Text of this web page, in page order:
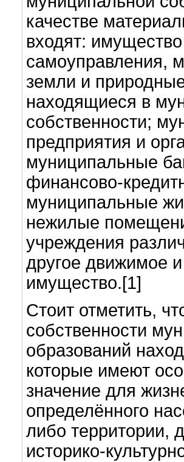
качестве
входят:
самоуправления,
земли и
находящиеся в
собственности;
предприятия и
муниципальные
финансово-
муниципальные
нежилые
учреждения
другое движимое
имущество.[1]
Стоит отметить,
собственности
образований
которые имеют
значение для
определённого
либо территории,
историко-